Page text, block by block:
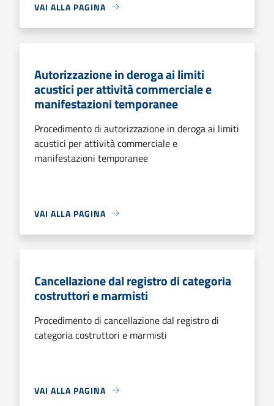
VAI ALLA PAGINA
Autorizzazione in deroga ai limiti
acustici per attività commerciale e
manifestazioni temporanee
Procedimento di autorizzazione in deroga ai limiti
acustici per attività commerciale e
manifestazioni temporanee
VAI ALLA PAGINA
Cancellazione dal registro di categoria
costruttori e marmisti
Procedimento di cancellazione dal registro di
categoria costruttori e marmisti
VAI ALLA PAGINA